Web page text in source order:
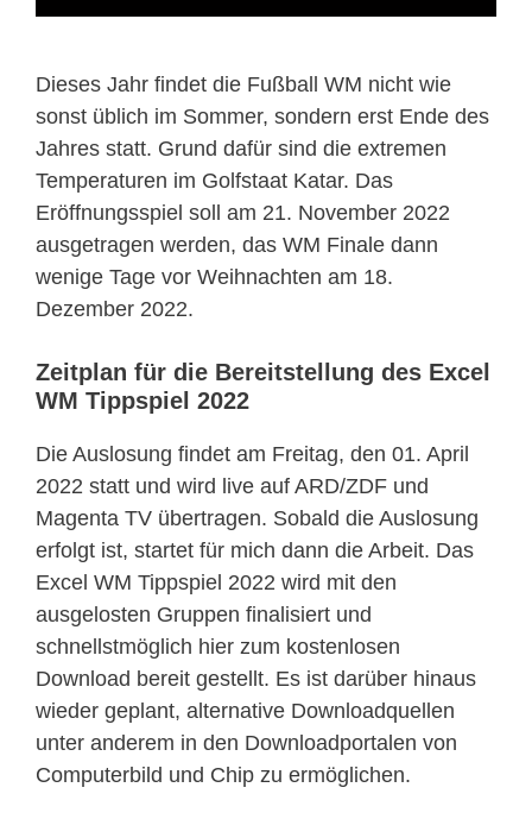
Dieses Jahr findet die Fußball WM nicht wie
sonst üblich im Sommer, sondern erst Ende des
Jahres statt. Grund dafür sind die extremen
Temperaturen im Golfstaat Katar. Das
Eröffnungsspiel soll am 21. November 2022
ausgetragen werden, das WM Finale dann
wenige Tage vor Weihnachten am 18.
Dezember 2022.
Zeitplan für die Bereitstellung des Excel
WM Tippspiel 2022
Die Auslosung findet am Freitag, den 01. April
2022 statt und wird live auf ARD/ZDF und
Magenta TV übertragen. Sobald die Auslosung
erfolgt ist, startet für mich dann die Arbeit. Das
Excel WM Tippspiel 2022 wird mit den
ausgelosten Gruppen finalisiert und
schnellstmöglich hier zum kostenlosen
Download bereit gestellt. Es ist darüber hinaus
wieder geplant, alternative Downloadquellen
unter anderem in den Downloadportalen von
Computerbild und Chip zu ermöglichen.